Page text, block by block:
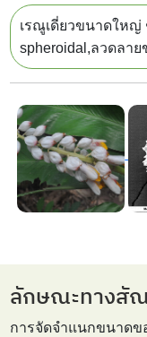
เรณูเดี่ยวขนาดใหญ่
spheroidal,ลวดลาย
ลักษณะทางสั
การจัดจำแนกขนาดข